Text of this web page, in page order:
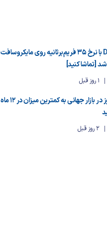
بازی Doom با نرخ ۳۵ فریم‌برثانیه روی مایکروسافت
1 روز قبل
سهم ویندوز در بازار جهانی به کمترین میزان در ۱۲ ماه
2 روز قبل